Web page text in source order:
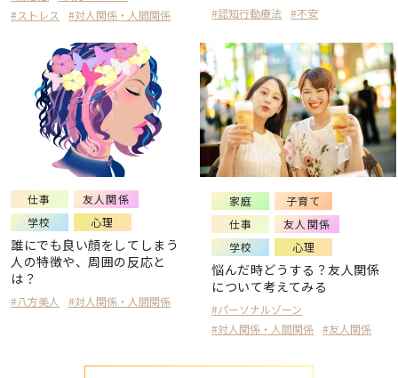
#ストレス
#対人関係・人間関係
#認知行動療法
#不安
仕事
友人関係
学校
心理
誰にでも良い顔をしてしまう
人の特徴や、周囲の反応と
は？
#八方美人 #対人関係・人間関係
家庭
子育て
仕事
友人関係
学校
心理
悩んだ時どうする？友人関係
について考えてみる
#パーソナルゾーン
#対人関係・人間関係
#友人関係